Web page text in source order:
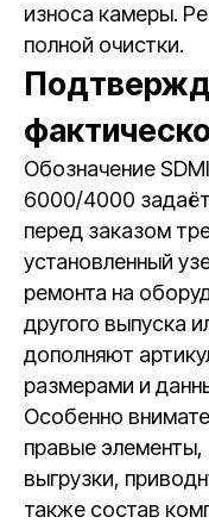
износа камеры.
полной очистки.
Обозначение
6000/4000
перед заказом
установленный
ремонта на
другого выпуска
дополняют
размерами и
Особенно
правые
выгрузки,
также состав